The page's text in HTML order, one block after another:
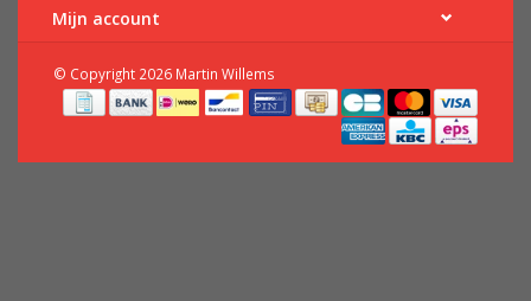
Mijn account
© Copyright 2026 Martin Willems